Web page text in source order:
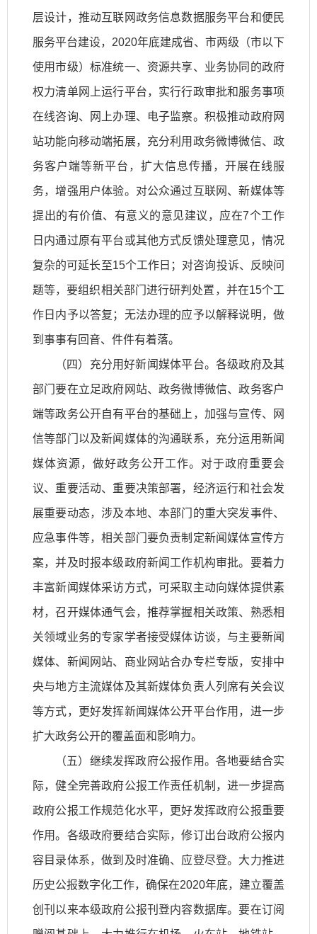
层设计，推动互联网政务信息数据服务平台和便民
服务平台建设，2020年底建成省、市两级（市以下
使用市级）标准统一、资源共享、业务协同的政府
权力清单网上运行平台，实行行政审批和服务事项
在线咨询、网上办理、电子监察。积极推动政府网
站功能向移动端拓展，充分利用政务微博微信、政
务客户端等新平台，扩大信息传播，开展在线服
务，增强用户体验。对公众通过互联网、新媒体等
提出的有价值、有意义的意见建议，应在7个工作
日内通过原有平台或其他方式反馈处理意见，情况
复杂的可延长至15个工作日；对咨询投诉、反映问
题等，要组织相关部门进行研判处置，并在15个工
作日内予以答复；无法办理的应予以解释说明，做
到事事有回音、件件有着落。
（四）充分用好新闻媒体平台。各级政府及其
部门要在立足政府网站、政务微博微信、政务客户
端等政务公开自有平台的基础上，加强与宣传、网
信等部门以及新闻媒体的沟通联系，充分运用新闻
媒体资源，做好政务公开工作。对于政府重要会
议、重要活动、重要决策部署，经济运行和社会发
展重要动态，涉及本地、本部门的重大突发事件、
应急事件等，相关部门要负责制定新闻媒体宣传方
案，并及时报本级政府新闻工作机构审批。要着力
丰富新闻媒体采访方式，可采取主动向媒体提供素
材，召开媒体通气会，推荐掌握相关政策、熟悉相
关领域业务的专家学者接受媒体访谈，与主要新闻
媒体、新闻网站、商业网站合办专栏专版，安排中
央与地方主流媒体及其新媒体负责人列席有关会议
等方式，更好发挥新闻媒体公开平台作用，进一步
扩大政务公开的覆盖面和影响力。
（五）继续发挥政府公报作用。各地要结合实
际，健全完善政府公报工作责任机制，进一步提高
政府公报工作规范化水平，更好发挥政府公报重要
作用。各级政府要结合实际，修订出台政府公报内
容目录体系，做到及时准确、应登尽登。大力推进
历史公报数字化工作，确保在2020年底，建立覆盖
创刊以来本级政府公报刊登内容数据库。要在订阅